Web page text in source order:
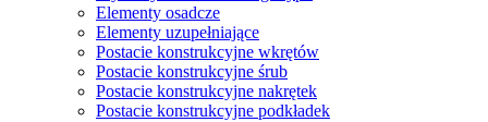
Elementy osadcze
Elementy uzupełniające
Postacie konstrukcyjne wkrętów
Postacie konstrukcyjne śrub
Postacie konstrukcyjne nakrętek
Postacie konstrukcyjne podkładek